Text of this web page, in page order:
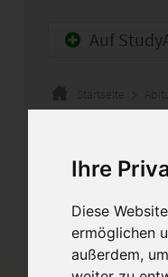
Ihre
Diese
ermöglichen
außerdem,
Auf
Startseite